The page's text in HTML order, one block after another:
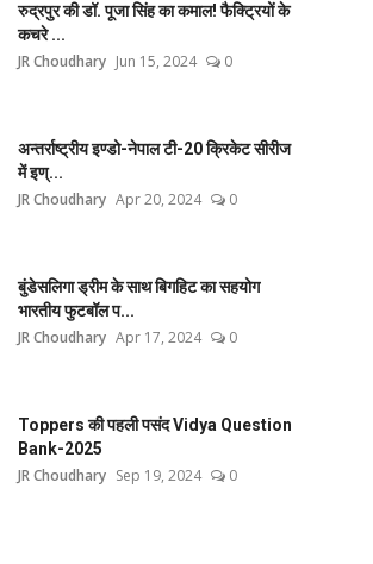
रुद्रपुर की डॉ. पूजा सिंह का कमाल! फैक्ट्रियों के
कचरे ...
JR Choudhary Jun 15, 2024 0
अन्तर्राष्ट्रीय इण्डो-नेपाल टी-20 क्रिकेट सीरीज
में इण्...
JR Choudhary Apr 20, 2024 0
बुंडेसलिगा ड्रीम के साथ बिगहिट का सहयोग
भारतीय फुटबॉल प...
JR Choudhary Apr 17, 2024 0
Toppers की पहली पसंद Vidya Question
Bank-2025
JR Choudhary Sep 19, 2024 0